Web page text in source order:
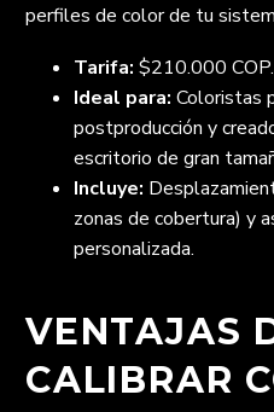
perfiles de color de tu
Tarifa: $210.000 COP.
Ideal para: Coloristas
postproducción y
escritorio de gran
Incluye:
zonas de cobertura) y
personalizada.
VENTAJAS
CALIBRAR